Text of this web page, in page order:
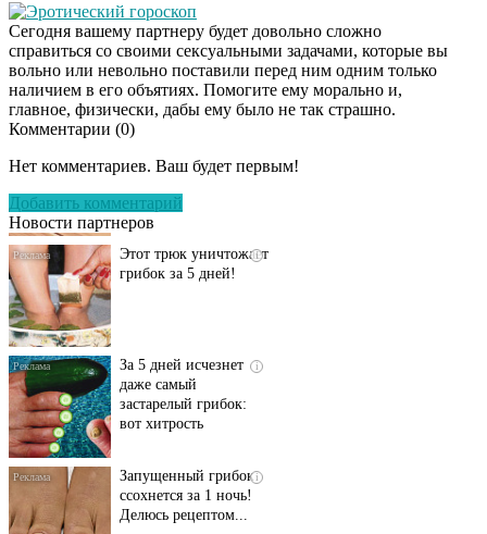
Эротический гороскоп
Сегодня вашему партнеру будет довольно сложно
справиться со своими сексуальными задачами, которые вы
вольно или невольно поставили перед ним одним только
наличием в его объятиях. Помогите ему морально и,
главное, физически, дабы ему было не так страшно.
Комментарии (0)
Нет комментариев. Ваш будет первым!
Добавить комментарий
Новости партнеров
Даже самый
исчезнет с корнем,
грибок за 5 дней!
даже самый
застарелый грибок:
вот хитрость
ссохнется за 1 ночь!
Делюсь рецептом...